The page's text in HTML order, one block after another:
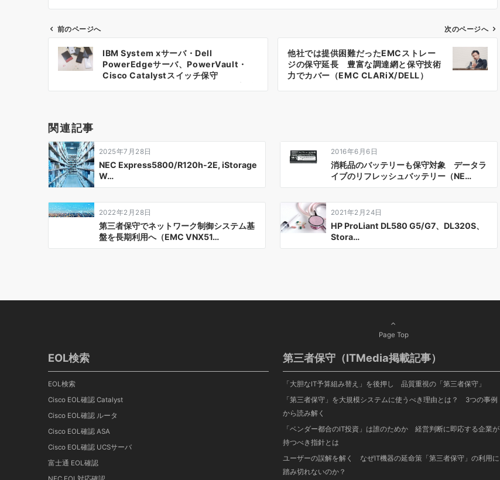
投
稿
ゲ
ー
シ
ョ
ン
前のページへ
IBM System xサーバ・Dell
PowerEdgeサーバ、PowerVault・
Cisco Catalystスイッチ保守
次のページへ
他社では提供困難だったEMCストレー
ジの保守延長 豊富な調達網と保守技術
力でカバー（EMC CLARiX/DELL）
関連記事
2025年7月28日
NEC Express5800/R120h-2E, iStorage
W…
2016年6月6日
消耗品のバッテリーも保守対象 データラ
イブのリフレッシュバッテリー（NE…
2022年2月28日
第三者保守でネットワーク制御システム基
盤を長期利用へ（EMC VNX51…
2021年2月24日
HP ProLiant DL580 G5/G7、DL320S、
Stora…
Page Top
EOL検索
EOL検索
Cisco EOL確認 Catalyst
Cisco EOL確認 ルータ
Cisco EOL確認 ASA
Cisco EOL確認 UCSサーバ
富士通 EOL確認
第三者保守（ITMedia掲載記事）
「大胆なIT予算組み替え」を後押し 品質重視の「第三者保守」
「第三者保守」を大規模システムに使うべき理由とは？ 3つの事例
から読み解く
「ベンダー都合のIT投資」は誰のためか 経営判断に即応する企業が
持つべき指針とは
ユーザーの誤解を解く なぜIT機器の延命策「第三者保守」の利用に
踏み切れないのか？